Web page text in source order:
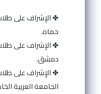
✤ الإشراف على
حماه.
✤ الإشراف على
دمشق.
✤ الإشراف على
الجامعة العربية